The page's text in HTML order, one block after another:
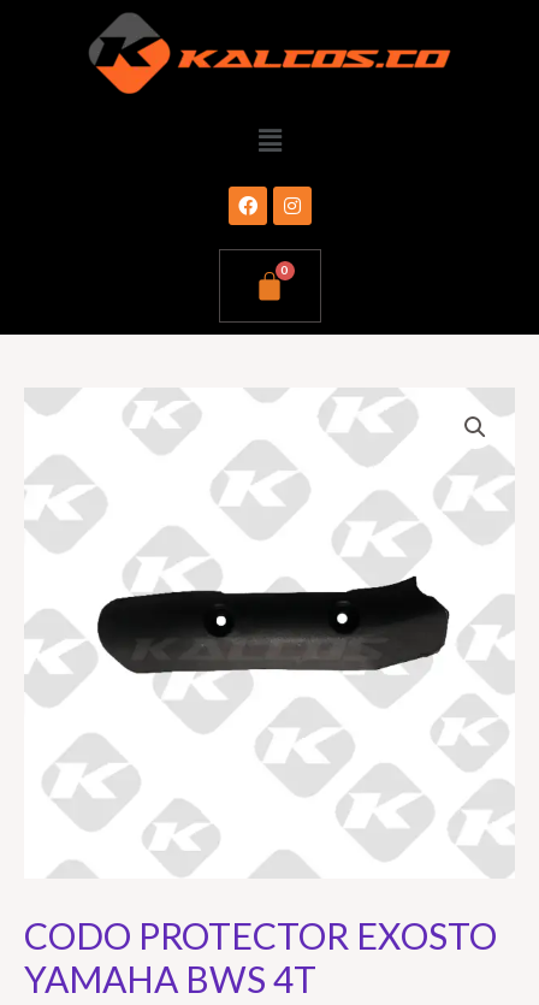
CODO PROTECTOR EXOSTO
YAMAHA BWS 4T